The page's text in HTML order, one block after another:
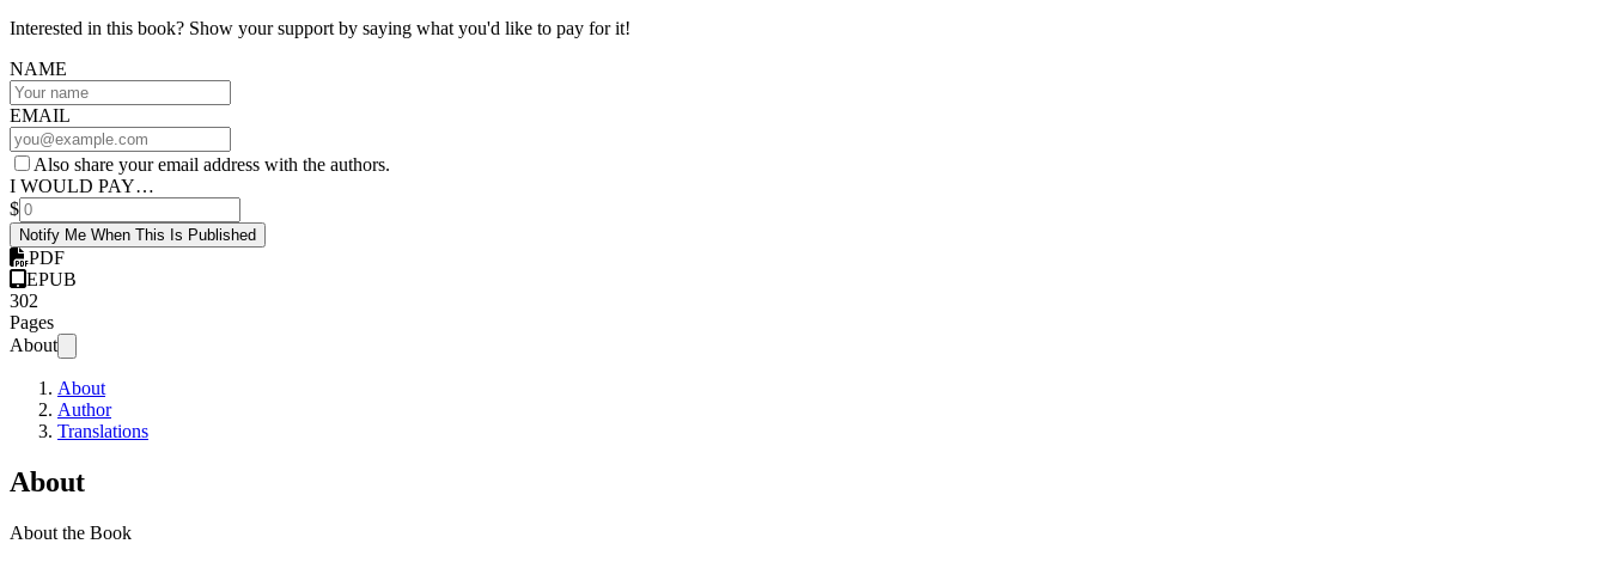
Interested in this book? Show your support by saying what you'd like to pay for it!
NAME
EMAIL
Also share your email address with the authors.
I WOULD PAY…
$
Notify Me When This Is Published
PDF
EPUB
302
Pages
About
About
Author
Translations
About
About the Book